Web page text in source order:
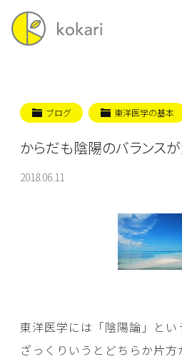
ブログ 東洋医学の基本
からだも陰陽のバランス
2018.06.11
東洋医学には「陰陽論」とい
ざっくりいうとどちらか片